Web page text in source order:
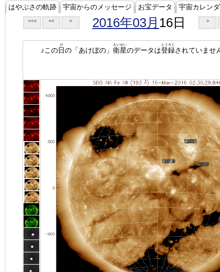
はやぶさの軌跡 宇宙からのメッセージ お宝データ 宇宙カレン
<<< << < 2016年03月 16日 >
♪この日
ひ
の「あけぼの」 衛星
えいせい
のデータは登録
とうろく
されていませ